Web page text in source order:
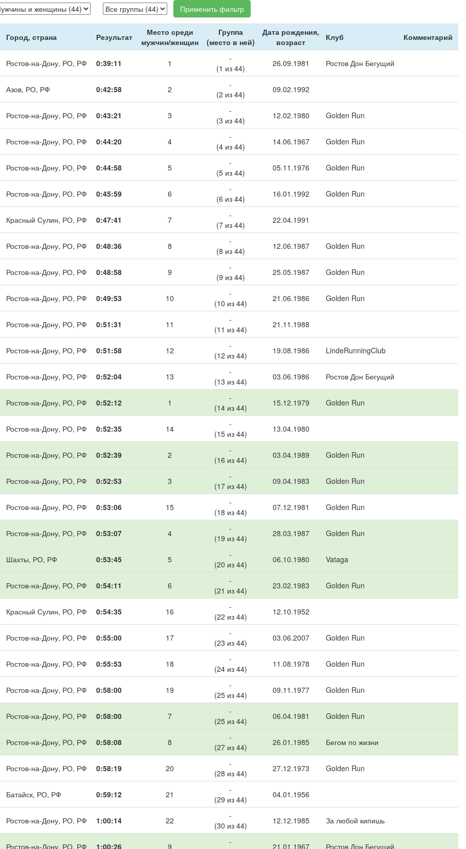
Применить фильтр
Город, страна Результат
Место среди
мужчин/женщин
Группа
(место в ней)
Дата рождения,
возраст
Клуб Комментарий
Ростов-на-Дону, РО, РФ 0:39:11 1
-
(1 из 44)
26.09.1981 Ростов Дон Бегущий
Азов, РО, РФ 0:42:58 2
-
(2 из 44)
09.02.1992
Ростов-на-Дону, РО, РФ 0:43:21 3
-
(3 из 44)
12.02.1980 Golden Run
Ростов-на-Дону, РО, РФ 0:44:20 4
-
(4 из 44)
14.06.1967 Golden Run
Ростов-на-Дону, РО, РФ 0:44:58 5
-
(5 из 44)
05.11.1976 Golden Run
Ростов-на-Дону, РО, РФ 0:45:59 6
-
(6 из 44)
16.01.1992 Golden Run
Красный Сулин, РО, РФ 0:47:41 7
-
(7 из 44)
22.04.1991
Ростов-на-Дону, РО, РФ 0:48:36 8
-
(8 из 44)
12.06.1987 Golden Run
Ростов-на-Дону, РО, РФ 0:48:58 9
-
(9 из 44)
25.05.1987 Golden Run
Ростов-на-Дону, РО, РФ 0:49:53 10
-
(10 из 44)
21.06.1986 Golden Run
Ростов-на-Дону, РО, РФ 0:51:31 11
-
(11 из 44)
21.11.1988
Ростов-на-Дону, РО, РФ 0:51:58 12
-
(12 из 44)
19.08.1986 LindeRunningClub
Ростов-на-Дону, РО, РФ 0:52:04 13
-
(13 из 44)
03.06.1986 Ростов Дон Бегущий
Ростов-на-Дону, РО, РФ 0:52:12 1
-
(14 из 44)
15.12.1979 Golden Run
Ростов-на-Дону, РО, РФ 0:52:35 14
-
(15 из 44)
13.04.1980
Ростов-на-Дону, РО, РФ 0:52:39 2
-
(16 из 44)
03.04.1989 Golden Run
Ростов-на-Дону, РО, РФ 0:52:53 3
-
(17 из 44)
09.04.1983 Golden Run
Ростов-на-Дону, РО, РФ 0:53:06 15
-
(18 из 44)
07.12.1981 Golden Run
Ростов-на-Дону, РО, РФ 0:53:07 4
-
(19 из 44)
28.03.1987 Golden Run
Шахты, РО, РФ 0:53:45 5
-
(20 из 44)
06.10.1980 Vataga
Ростов-на-Дону, РО, РФ 0:54:11 6
-
(21 из 44)
23.02.1983 Golden Run
Красный Сулин, РО, РФ 0:54:35 16
-
(22 из 44)
12.10.1952
Ростов-на-Дону, РО, РФ 0:55:00 17
-
(23 из 44)
03.06.2007 Golden Run
Ростов-на-Дону, РО, РФ 0:55:53 18
-
(24 из 44)
11.08.1978 Golden Run
Ростов-на-Дону, РО, РФ 0:58:00 19
-
(25 из 44)
09.11.1977 Golden Run
Ростов-на-Дону, РО, РФ 0:58:00 7
-
(25 из 44)
06.04.1981 Golden Run
Ростов-на-Дону, РО, РФ 0:58:08 8
-
(27 из 44)
26.01.1985 Бегом по жизни
Ростов-на-Дону, РО, РФ 0:58:19 20
-
(28 из 44)
27.12.1973 Golden Run
Батайск, РО, РФ 0:59:12 21
-
(29 из 44)
04.01.1956
Ростов-на-Дону, РО, РФ 1:00:14 22
-
(30 из 44)
12.12.1985 За любой кипишь
Ростов-на-Дону, РО, РФ 1:00:26 9
-
21.01.1967 Ростов Дон Бегущий